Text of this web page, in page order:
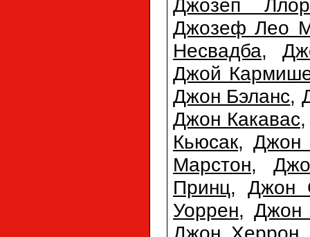
Джозеп
Джозеф Лео
Несвадба,
Джой
Джон Бэланс,
Джон Какавас
Кьюсак, Джон
Марстон,
Принц,Джон
Уоррен,Джон